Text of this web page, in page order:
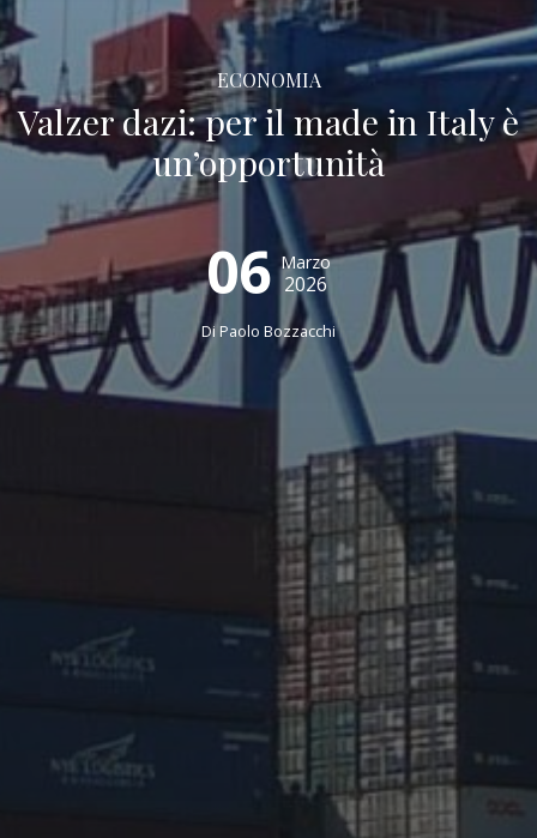
ECONOMIA
Valzer dazi: per il made in Italy è
un’opportunità
06 Marzo
2026
Di Paolo Bozzacchi